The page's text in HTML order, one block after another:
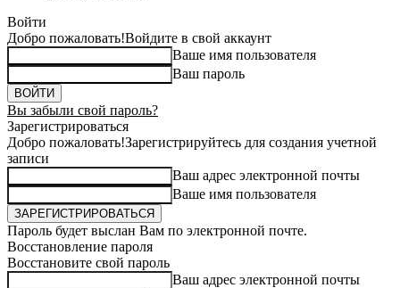
Войти
Добро пожаловать!Войдите в свой аккаунт
Ваше имя пользователя
Ваш пароль
Вы забыли свой пароль?
Зарегистрироваться
Добро пожаловать!Зарегистрируйтесь для создания учетной
записи
Ваш адрес электронной почты
Ваше имя пользователя
Пароль будет выслан Вам по электронной почте.
Восстановление пароля
Восстановите свой пароль
Ваш адрес электронной почты